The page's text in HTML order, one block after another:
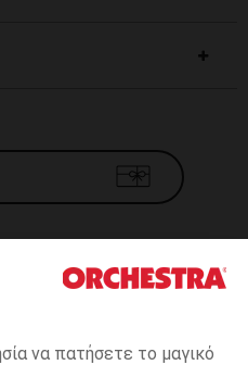
να πατήσετε το μαγικό
Πώλησης
προσφορες